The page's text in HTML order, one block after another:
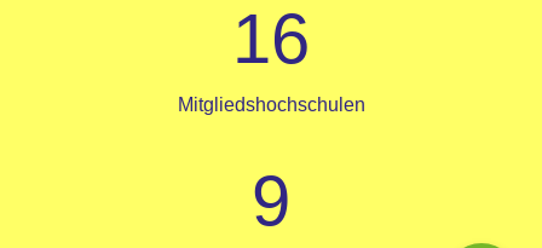
16
Mitgliedshochschulen
9